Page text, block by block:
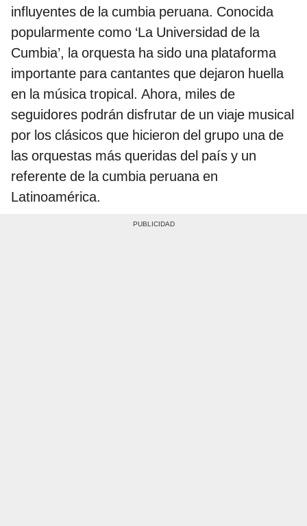
influyentes de la cumbia peruana. Conocida
popularmente como ‘La Universidad de la
Cumbia’, la orquesta ha sido una plataforma
importante para cantantes que dejaron huella
en la música tropical. Ahora, miles de
seguidores podrán disfrutar de un viaje musical
por los clásicos que hicieron del grupo una de
las orquestas más queridas del país y un
referente de la cumbia peruana en
Latinoamérica.